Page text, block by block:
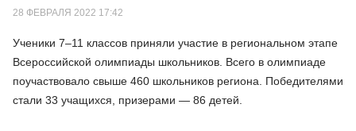
28 ФЕВРАЛЯ 2022 17:42
Ученики 7–11 классов приняли участие в региональном этапе
Всероссийской олимпиады школьников. Всего в олимпиаде
поучаствовало свыше 460 школьников региона. Победителями
стали 33 учащихся, призерами — 86 детей.